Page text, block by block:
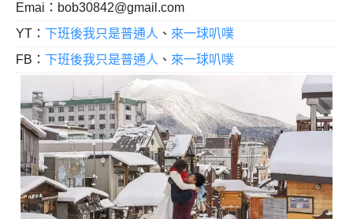
Emai： bob30842@gmail.com
YT： 下班後我只是普通人 、 來一球叭噗
FB： 下班後我只是普通人 、 來一球叭噗